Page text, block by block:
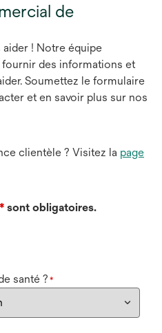
de
! Notre équipe
des informations et
Soumettez le formulaire
et en savoir plus sur nos
clientèle ? Visitez la page
* sont obligatoires.
santé ? *